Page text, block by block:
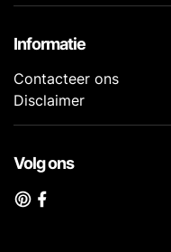
Informatie
Contacteer ons
Disclaimer
Volg ons